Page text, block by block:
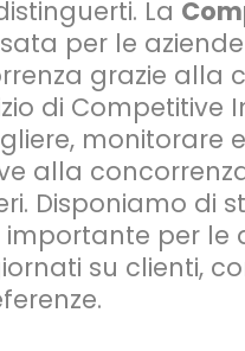
La
per le
grazie alla
di Competitive
monitorare
alla
Disponiamo di
importante per le
su clienti,